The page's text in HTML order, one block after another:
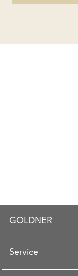
GOLDNER
Service